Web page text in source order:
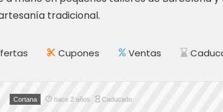
tradicional.
Cupones Ventas
Cortana hace 2 años Caducado